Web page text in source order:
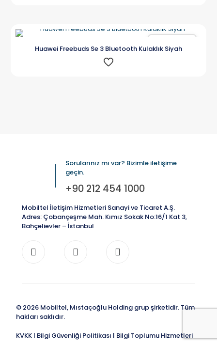
Huawei Freebuds Se 3 Bluetooth Kulaklık Siyah
Sorularınız mı var? Bizimle iletişime
geçin.
+90 212 454 1000
Mobiltel İletişim Hizmetleri Sanayi ve Ticaret A.Ş.
Adres: Çobançeşme Mah. Kımız Sokak No:16/1 Kat 3,
Bahçelievler – İstanbul
© 2026 Mobiltel, Mıstaçoğlu Holding grup şirketidir. Tüm
hakları saklıdır.
KVKK | Bilgi Güvenliği Politikası | Bilgi Toplumu Hizmetleri